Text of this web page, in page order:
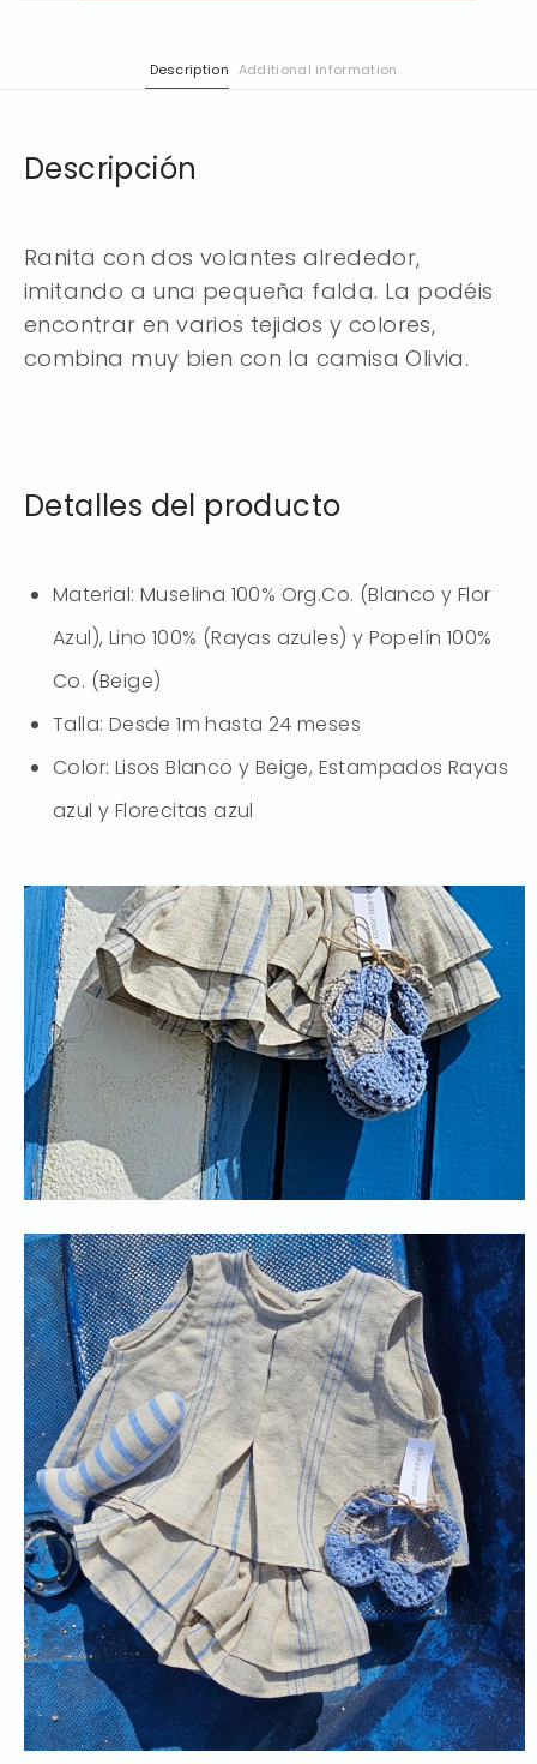
Description Additional information
Descripción
Ranita con dos volantes alrededor,
imitando a una pequeña falda. La podéis
encontrar en varios tejidos y colores,
combina muy bien con la camisa Olivia.
Detalles del producto
Material: Muselina 100% Org.Co. (Blanco y Flor
Azul), Lino 100% (Rayas azules) y Popelín 100%
Co. (Beige)
Talla: Desde 1m hasta 24 meses
Color: Lisos Blanco y Beige, Estampados Rayas
azul y Florecitas azul